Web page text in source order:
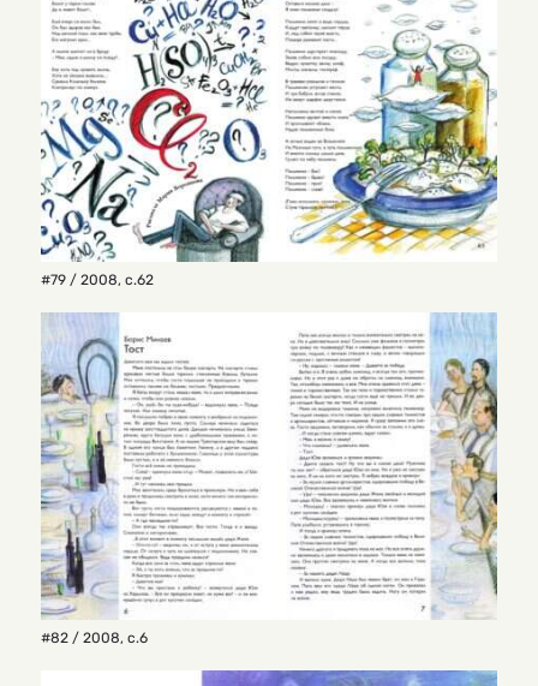
#79 / 2008, с.62
#82 / 2008, с.6